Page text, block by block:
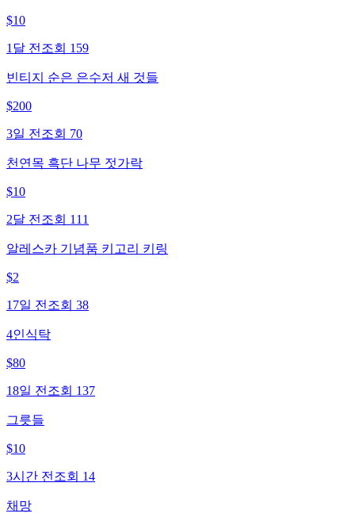
$10
1달 전 조회 159
빈티지 순은 은수저 새 것들
$200
3일 전 조회 70
천연목 흑단 나무 젓가락
$10
2달 전 조회 111
알레스카 기념품 키고리 키링
$2
17일 전 조회 38
4인식탁
$80
18일 전 조회 137
그릇들
$10
3시간 전 조회 14
채망